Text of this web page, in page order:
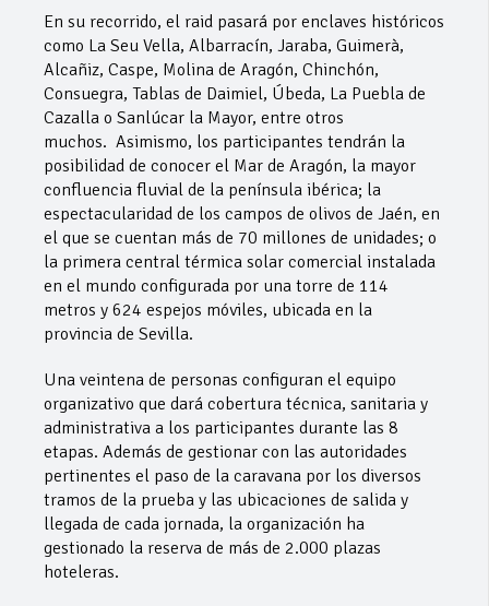
En su recorrido, el raid pasará por enclaves históricos
como La Seu Vella, Albarracín, Jaraba, Guimerà,
Alcañiz, Caspe, Molina de Aragón, Chinchón,
Consuegra, Tablas de Daimiel, Úbeda, La Puebla de
Cazalla o Sanlúcar la Mayor, entre otros
muchos. Asimismo, los participantes tendrán la
posibilidad de conocer el Mar de Aragón, la mayor
confluencia fluvial de la península ibérica; la
espectacularidad de los campos de olivos de Jaén, en
el que se cuentan más de 70 millones de unidades; o
la primera central térmica solar comercial instalada
en el mundo configurada por una torre de 114
metros y 624 espejos móviles, ubicada en la
provincia de Sevilla.
Una veintena de personas configuran el equipo
organizativo que dará cobertura técnica, sanitaria y
administrativa a los participantes durante las 8
etapas. Además de gestionar con las autoridades
pertinentes el paso de la caravana por los diversos
tramos de la prueba y las ubicaciones de salida y
llegada de cada jornada, la organización ha
gestionado la reserva de más de 2.000 plazas
hoteleras.